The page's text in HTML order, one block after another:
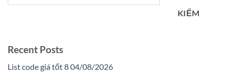
KIẾM
Recent Posts
List code giá tốt 8 04/08/2026